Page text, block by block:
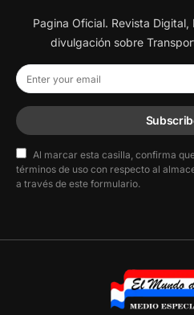
Pagina Oficial. Revista
divulgación sobre
Al marcar esta casilla, confirma
términos de uso con respecto al
a través de este formulario.